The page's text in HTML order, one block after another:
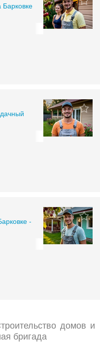
-
домов и
бригада